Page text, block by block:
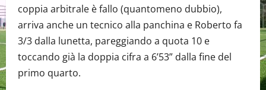
coppia arbitrale è fallo (quantomeno dubbio),
arriva anche un tecnico alla panchina e Roberto fa
3/3 dalla lunetta, pareggiando a quota 10 e
toccando già la doppia cifra a 6’53” dalla fine del
primo quarto.